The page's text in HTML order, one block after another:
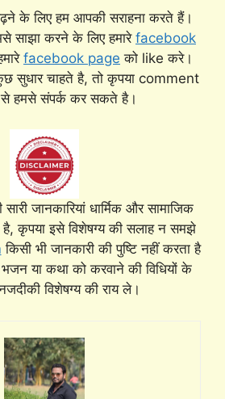
के लिए हम आपकी सराहना करते हैं।
साझा करने के लिए हमारे facebook
facebook page को like करे।
चाहते है, तो कृपया comment
से हमसे संपर्क कर सकते है।
जानकारियां धार्मिक और सामाजिक
है, कृपया इसे विशेषग्य की सलाह न समझे
किसी भी जानकारी की पुष्टि नहीं करता है
या कथा को करवाने की विधियों के
विशेषग्य की राय ले।